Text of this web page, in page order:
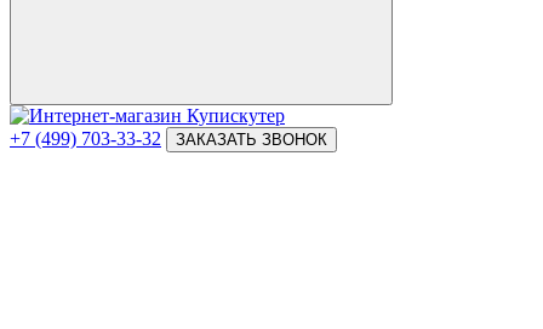
+7 (499) 703-33-32 ЗАКАЗАТЬ ЗВОНОК